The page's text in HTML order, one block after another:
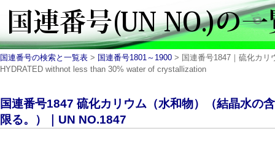
国連番号の検索と一覧表 > 国連番号1801～1900 > 国連番号1847｜硫化カリ
HYDRATED withnot less than 30% water of crystallization
国連番号1847 硫化カリウム（水和物）（結晶水の
限る。）｜UN NO.1847